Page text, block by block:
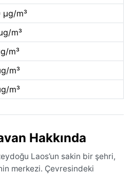
µg/m³
m³
m³
m³
m³
Hakkında
Laos’un sakin bir şehri,
merkezi. Çevresindeki